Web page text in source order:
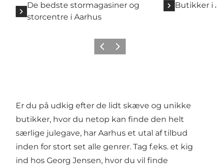
De bedste stormagasiner og
storcentre i Aarhus
Butikker i
ForrigeNæste
Er du på udkig efter de lidt skæve og unikke
butikker, hvor du netop kan finde den helt
særlige julegave, har Aarhus et utal af tilbud
inden for stort set alle genrer. Tag f.eks. et kig
ind hos Georg Jensen, hvor du vil finde